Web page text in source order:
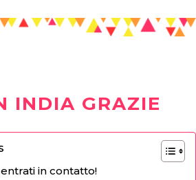
INDIA GRAZIE
in contatto!